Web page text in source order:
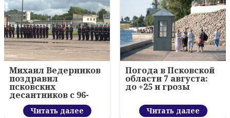
Михаил Ведерников
поздравил
псковских
десантников с 96-
летием ВДВ и
вручил награды
Читать далее
Погода в Псковской
области 7 августа:
до +25 и грозы
Читать далее